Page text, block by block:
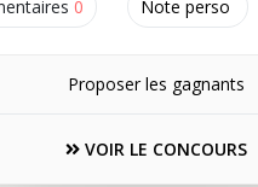
0 Note perso
Proposer les gagnants
VOIR LE CONCOURS